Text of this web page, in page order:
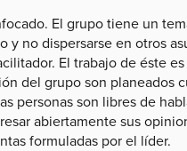
El grupo tiene un
y no dispersarse en otros
El trabajo de éste
del grupo son planeados
personas son libres de
abiertamente sus
formuladas por el líder.